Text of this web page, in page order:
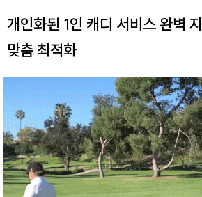
개인화된 1인 캐디 서비스 완벽
맞춤 최적화